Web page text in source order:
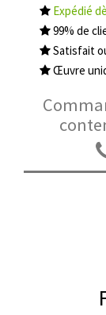
Expédié
99% de
Satisfait
Œuvre